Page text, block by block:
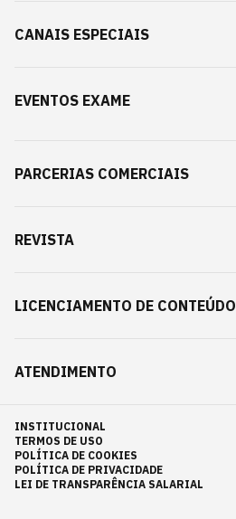
CANAIS ESPECIAIS
EVENTOS EXAME
PARCERIAS COMERCIAIS
REVISTA
LICENCIAMENTO DE CONTEÚDO
ATENDIMENTO
INSTITUCIONAL
TERMOS DE USO
POLÍTICA DE COOKIES
POLÍTICA DE PRIVACIDADE
LEI DE TRANSPARÊNCIA SALARIAL